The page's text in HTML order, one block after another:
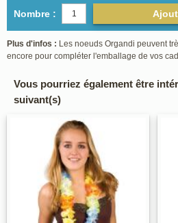
Nombre :
Plus d'infos : Les noeuds Organdi peuvent
encore pour compléter l'emballage de vos
Vous pourriez également être
suivant(s)